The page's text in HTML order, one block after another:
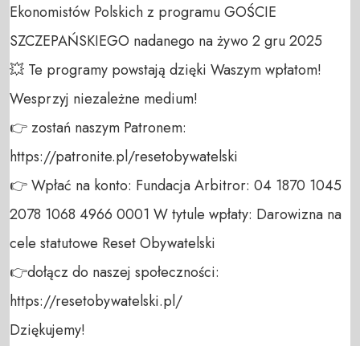
Ekonomistów Polskich z programu GOŚCIE
SZCZEPAŃSKIEGO nadanego na żywo 2 gru 2025
💥 Te programy powstają dzięki Waszym wpłatom!
Wesprzyj niezależne medium!
👉 zostań naszym Patronem:
https://patronite.pl/resetobywatelski
👉 Wpłać na konto: Fundacja Arbitror: 04 1870 1045
2078 1068 4966 0001 W tytule wpłaty: Darowizna na
cele statutowe Reset Obywatelski
👉dołącz do naszej społeczności:
https://resetobywatelski.pl/
Dziękujemy!